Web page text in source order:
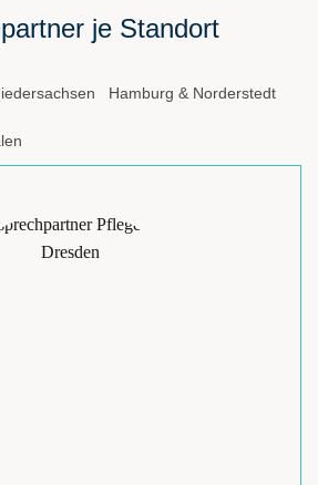
je Standort
Hamburg & Norderstedt